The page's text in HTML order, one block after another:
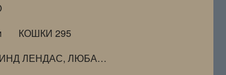
КОШКИ 295
ЛЕНДАС, ЛЮБА…